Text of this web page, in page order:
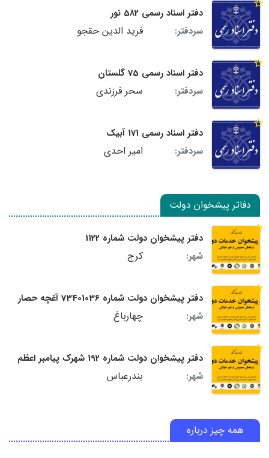
دفتر اسناد رسمی 582 نور
سردفتر:
فرید الدین حقجو
دفتر اسناد رسمی 75 گلستان
سردفتر:
سحر فرزندی
دفتر اسناد رسمی 171 آبیک
سردفتر:
امیر احدی
دفاتر پیشخوان دولت
دفتر پیشخوان دولت شماره 1122
شهر:
کرج
دفتر پیشخوان دولت شماره 73401036 آغچه حصار
شهر:
چهارباغ
دفتر پیشخوان دولت شماره 192 شهرک پیامبر اعظم
شهر:
بندرعباس
همه چیز درباره